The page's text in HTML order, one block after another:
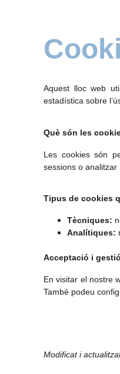
Aquest lloc web
estadística sobre
Què són les
Les cookies són
sessions o analitzar
Tipus de cookies
Tècniques:
Analítiques:
Acceptació i gestió
En visitar el nostre
També podeu
Modificat i